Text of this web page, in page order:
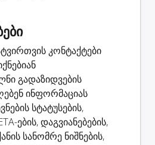
კონტაქტები
გადაზიდვების
ინფორმაციას
სტატუსების,
ების, დაგვიანებების,
სანომრე ნიშნების,